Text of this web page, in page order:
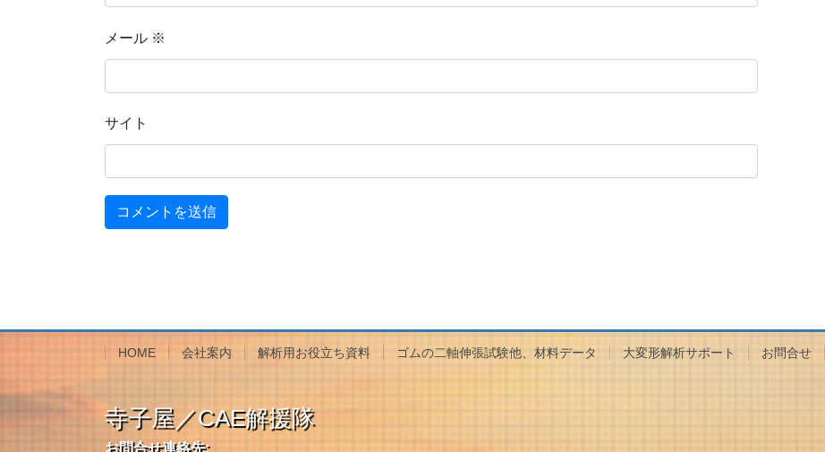
メール ※
サイト
HOME 会社案内 解析用お役立ち資料 ゴムの二軸伸張試験他、材料データ 大変形解析サポート お問合せ
寺子屋／CAE解援隊
お問合せ連絡先: